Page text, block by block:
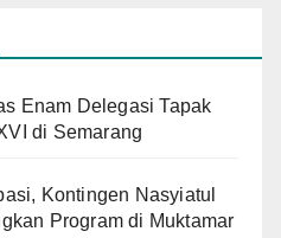
Enam Delegasi Tapak
di Semarang
Kontingen Nasyiatul
Program di Muktamar